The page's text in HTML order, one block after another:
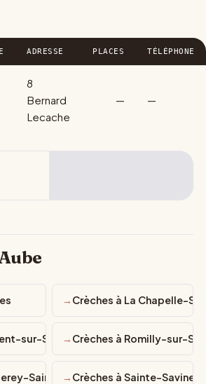
ADRESSE PLACES TÉLÉPHONE
8
Bernard
Lecache
— —
Crèches à La Chapelle-
sur-Seine Crèches à Romilly-sur-
Saint-SulpiceCrèches à Sainte-Savine